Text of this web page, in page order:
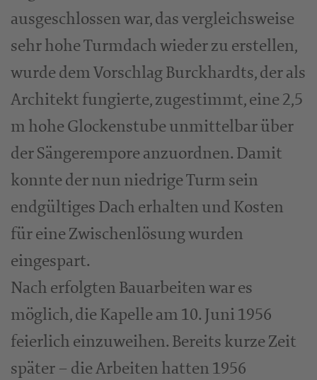
ausgeschlossen war, das vergleichsweise
sehr hohe Turmdach wieder zu erstellen,
wurde dem Vorschlag Burckhardts, der als
Architekt fungierte, zugestimmt, eine 2,5
m hohe Glockenstube unmittelbar über
der Sängerempore anzuordnen. Damit
konnte der nun niedrige Turm sein
endgültiges Dach erhalten und Kosten
für eine Zwischenlösung wurden
eingespart.
Nach erfolgten Bauarbeiten war es
möglich, die Kapelle am 10. Juni 1956
feierlich einzuweihen. Bereits kurze Zeit
später – die Arbeiten hatten 1956